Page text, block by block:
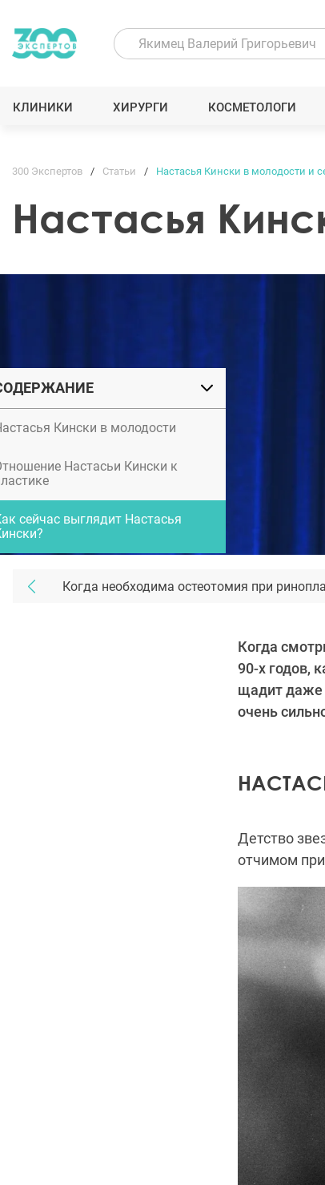
КЛИНИКИ ХИРУРГИ КОСМЕТОЛОГИ
Кински в молодости
Настасьи Кински к
сейчас выглядит Настасья
300 Экспертов Статьи Настасья Кински в молодости и
Настасья
Когда необходима остеотомия при
Когда
90-х годов,
щадит даже
очень
Детство
отчимом